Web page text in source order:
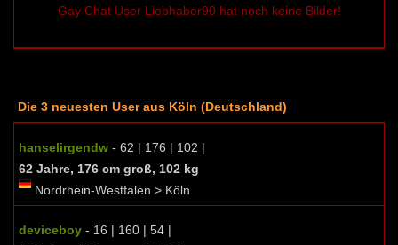
Gay Chat User Liebhaber90 hat noch keine Bilder!
Die 3 neuesten User aus Köln (Deutschland)
hanselirgendw - 62 | 176 | 102 |
62 Jahre, 176 cm groß, 102 kg
Nordrhein-Westfalen > Köln
deviceboy - 16 | 160 | 54 |